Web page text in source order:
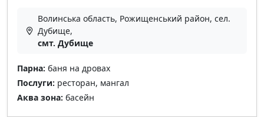
Волинська область, Рожищенський район, сел.
Дубище,
смт. Дубище
Парна: баня на дровах
Послуги: ресторан, мангал
Аква зона: басейн